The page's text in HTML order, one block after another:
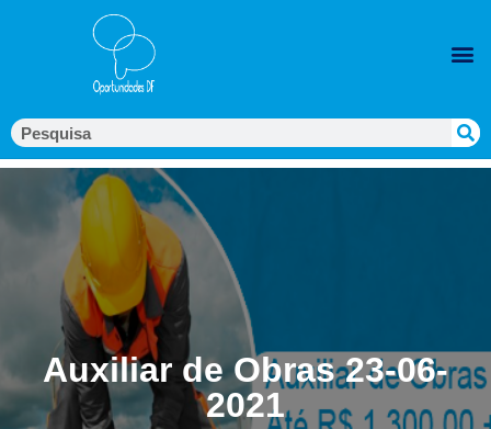
Auxiliar de Obras 23-06-
2021